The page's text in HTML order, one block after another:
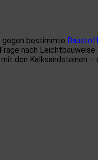
gegen bestimmte
nach Leichtbauweise
den Kalksandsteinen –